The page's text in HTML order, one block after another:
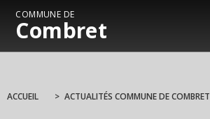
COMMUNE DE
Combret
ACCUEIL > ACTUALITÉS COMMUNE DE COMBRET